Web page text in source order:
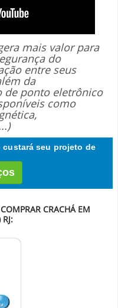
mais valor para
do
entre seus
da
de ponto eletrônico
como
custará seu projeto de
CRACHÁ EM